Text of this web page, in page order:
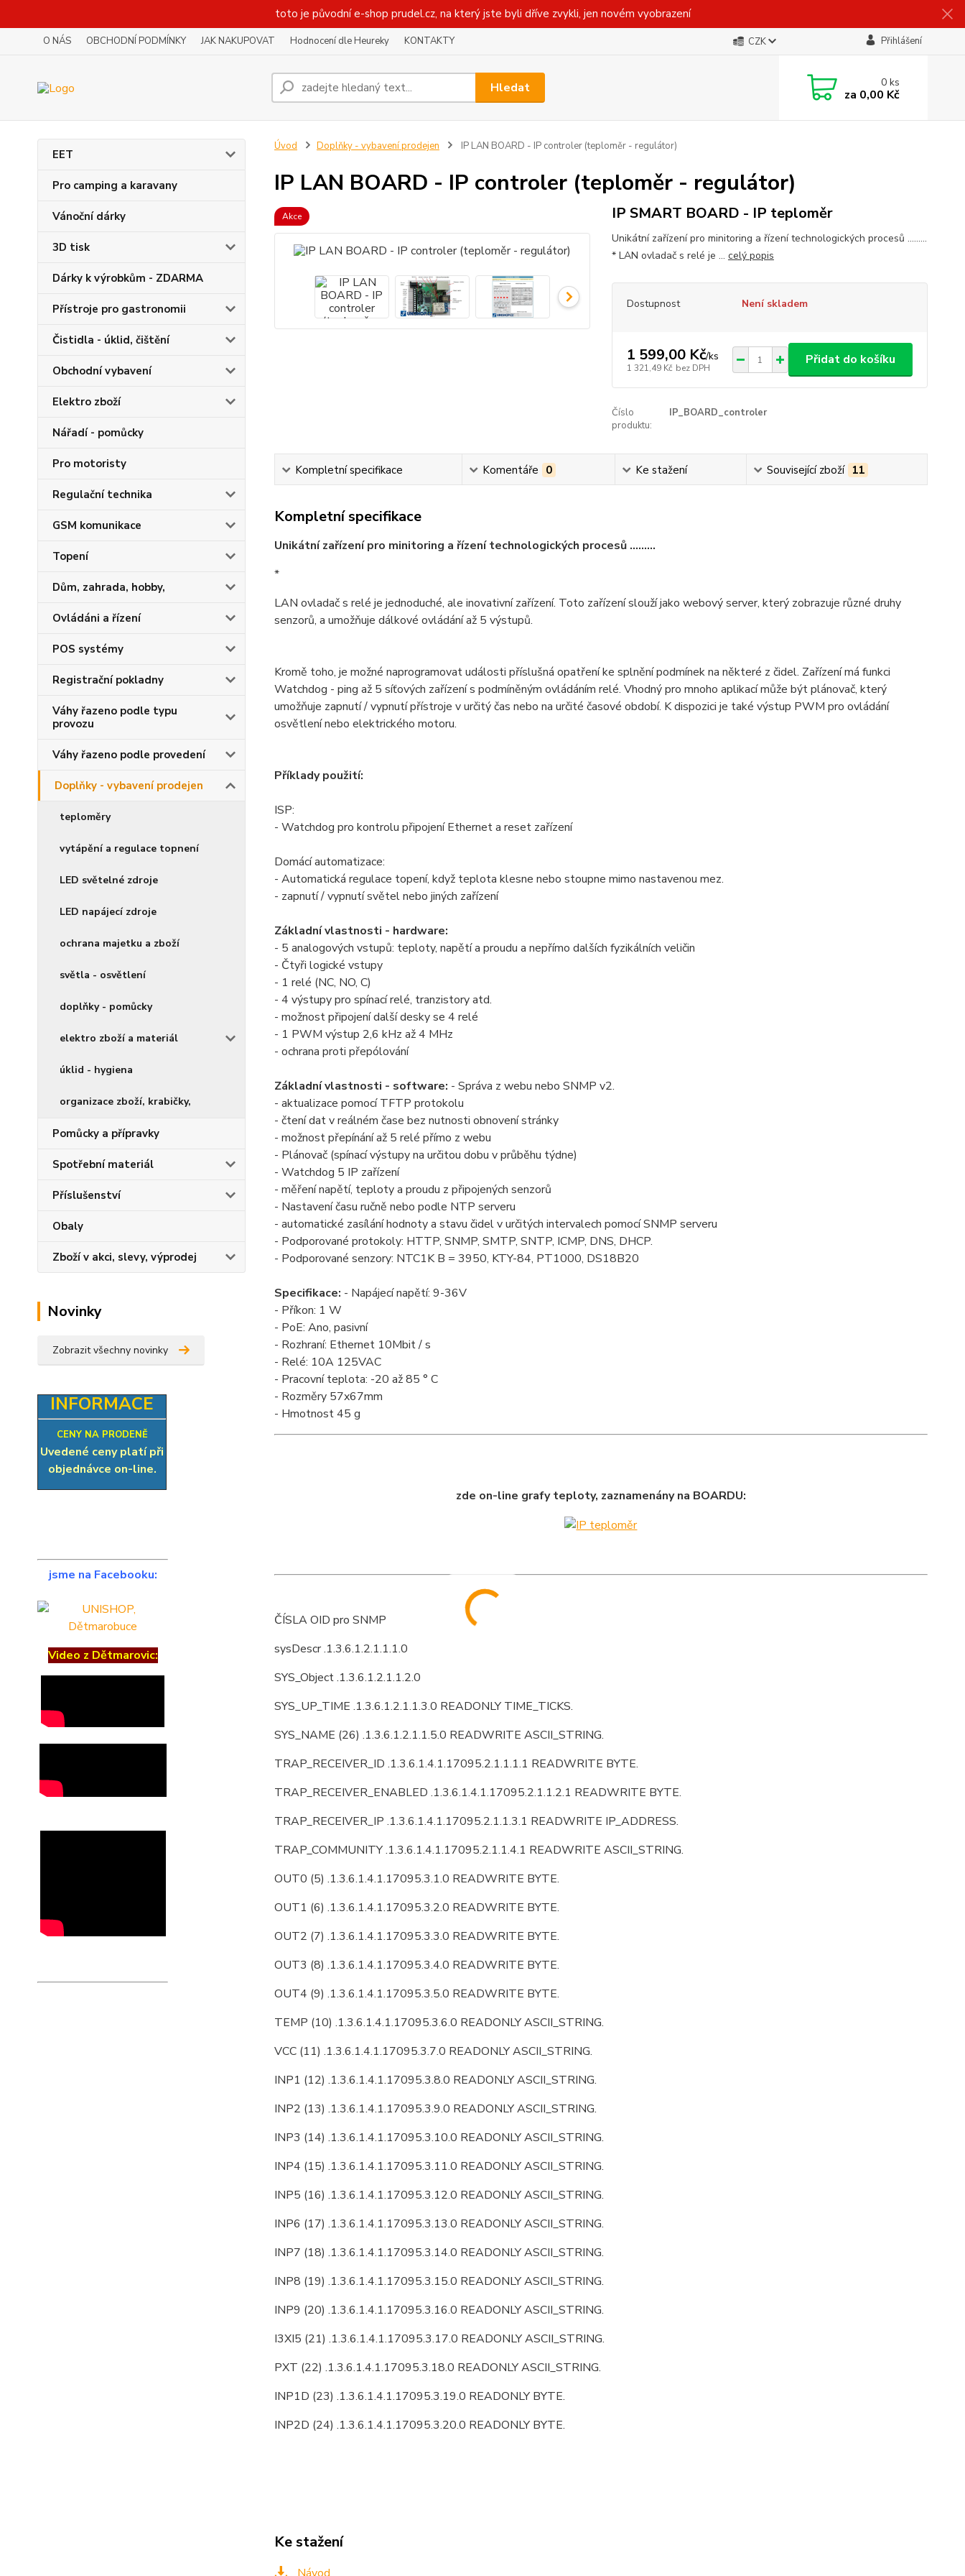
toto je původní e-shop prudel.cz, na který jste byli dříve zvykli, jen novém vyobrazení
O NÁS OBCHODNÍ PODMÍNKY JAK NAKUPOVAT Hodnocení dle Heureky KONTAKTY CZK Přihlášení
Hledat 0ks
za 0,00 Kč
EET
Pro camping a karavany
Vánoční dárky
3D tisk
Dárky k výrobkům - ZDARMA
Přístroje pro gastronomii
Čistidla - úklid, čištění
Obchodní vybavení
Elektro zboží
Nářadí - pomůcky
Pro motoristy
Regulační technika
GSM komunikace
Topení
Dům, zahrada, hobby,
Ovládáni a řízení
POS systémy
Registrační pokladny
Váhy řazeno podle typu
provozu
Váhy řazeno podle provedení
Doplňky - vybavení prodejen
teploměry
vytápění a regulace topnení
LED světelné zdroje
LED napájecí zdroje
ochrana majetku a zboží
světla - osvětlení
doplňky - pomůcky
elektro zboží a materiál
úklid - hygiena
organizace zboží, krabičky,
Pomůcky a přípravky
Spotřební materiál
Příslušenství
Obaly
Zboží v akci, slevy, výprodej
Novinky
Zobrazit všechny novinky
INFORMACE
CENY NA PRODENĚ
Uvedené ceny platí při
objednávce on-line.
jsme na Facebooku:
Video z Dětmarovic:
Úvod Doplňky - vybavení prodejen IP LAN BOARD - IP controler (teploměr - regulátor)
IP LAN BOARD - IP controler (teploměr - regulátor)
Akce IP SMART BOARD - IP teploměr
Unikátní zařízení pro minitoring a řízení technologických procesů .........
* LAN ovladač s relé je ... celý popis
Dostupnost Není skladem
1 599,00 Kč/ks
1 321,49 Kč bez DPH
Přidat do košíku
Číslo
produktu:
IP_BOARD_controler
Kompletní specifikace Komentáře 0 Ke stažení Související zboží 11
Kompletní specifikace
Unikátní zařízení pro minitoring a řízení technologických procesů .........
*
LAN ovladač s relé je jednoduché, ale inovativní zařízení. Toto zařízení slouží jako webový server, který zobrazuje různé druhy
senzorů, a umožňuje dálkové ovládání až 5 výstupů.
Kromě toho, je možné naprogramovat události příslušná opatření ke splnění podmínek na některé z čidel. Zařízení má funkci
Watchdog - ping až 5 síťových zařízení s podmíněným ovládáním relé. Vhodný pro mnoho aplikací může být plánovač, který
umožňuje zapnutí / vypnutí přístroje v určitý čas nebo na určité časové období. K dispozici je také výstup PWM pro ovládání
osvětlení nebo elektrického motoru.
Příklady použití:
ISP:
- Watchdog pro kontrolu připojení Ethernet a reset zařízení
Domácí automatizace:
- Automatická regulace topení, když teplota klesne nebo stoupne mimo nastavenou mez.
- zapnutí / vypnutí světel nebo jiných zařízení
Základní vlastnosti - hardware:
- 5 analogových vstupů: teploty, napětí a proudu a nepřímo dalších fyzikálních veličin
- Čtyři logické vstupy
- 1 relé (NC, NO, C)
- 4 výstupy pro spínací relé, tranzistory atd.
- možnost připojení další desky se 4 relé
- 1 PWM výstup 2,6 kHz až 4 MHz
- ochrana proti přepólování
Základní vlastnosti - software: - Správa z webu nebo SNMP v2.
- aktualizace pomocí TFTP protokolu
- čtení dat v reálném čase bez nutnosti obnovení stránky
- možnost přepínání až 5 relé přímo z webu
- Plánovač (spínací výstupy na určitou dobu v průběhu týdne)
- Watchdog 5 IP zařízení
- měření napětí, teploty a proudu z připojených senzorů
- Nastavení času ručně nebo podle NTP serveru
- automatické zasílání hodnoty a stavu čidel v určitých intervalech pomocí SNMP serveru
- Podporované protokoly: HTTP, SNMP, SMTP, SNTP, ICMP, DNS, DHCP.
- Podporované senzory: NTC1K B = 3950, KTY-84, PT1000, DS18B20
Specifikace: - Napájecí napětí: 9-36V
- Příkon: 1 W
- PoE: Ano, pasivní
- Rozhraní: Ethernet 10Mbit / s
- Relé: 10A 125VAC
- Pracovní teplota: -20 až 85 ° C
- Rozměry 57x67mm
- Hmotnost 45 g
zde on-line grafy teploty, zaznamenány na BOARDU:
ČÍSLA OID pro SNMP
sysDescr .1.3.6.1.2.1.1.1.0
SYS_Object .1.3.6.1.2.1.1.2.0
SYS_UP_TIME .1.3.6.1.2.1.1.3.0 READONLY TIME_TICKS.
SYS_NAME (26) .1.3.6.1.2.1.1.5.0 READWRITE ASCII_STRING.
TRAP_RECEIVER_ID .1.3.6.1.4.1.17095.2.1.1.1.1 READWRITE BYTE.
TRAP_RECEIVER_ENABLED .1.3.6.1.4.1.17095.2.1.1.2.1 READWRITE BYTE.
TRAP_RECEIVER_IP .1.3.6.1.4.1.17095.2.1.1.3.1 READWRITE IP_ADDRESS.
TRAP_COMMUNITY .1.3.6.1.4.1.17095.2.1.1.4.1 READWRITE ASCII_STRING.
OUT0 (5) .1.3.6.1.4.1.17095.3.1.0 READWRITE BYTE.
OUT1 (6) .1.3.6.1.4.1.17095.3.2.0 READWRITE BYTE.
OUT2 (7) .1.3.6.1.4.1.17095.3.3.0 READWRITE BYTE.
OUT3 (8) .1.3.6.1.4.1.17095.3.4.0 READWRITE BYTE.
OUT4 (9) .1.3.6.1.4.1.17095.3.5.0 READWRITE BYTE.
TEMP (10) .1.3.6.1.4.1.17095.3.6.0 READONLY ASCII_STRING.
VCC (11) .1.3.6.1.4.1.17095.3.7.0 READONLY ASCII_STRING.
INP1 (12) .1.3.6.1.4.1.17095.3.8.0 READONLY ASCII_STRING.
INP2 (13) .1.3.6.1.4.1.17095.3.9.0 READONLY ASCII_STRING.
INP3 (14) .1.3.6.1.4.1.17095.3.10.0 READONLY ASCII_STRING.
INP4 (15) .1.3.6.1.4.1.17095.3.11.0 READONLY ASCII_STRING.
INP5 (16) .1.3.6.1.4.1.17095.3.12.0 READONLY ASCII_STRING.
INP6 (17) .1.3.6.1.4.1.17095.3.13.0 READONLY ASCII_STRING.
INP7 (18) .1.3.6.1.4.1.17095.3.14.0 READONLY ASCII_STRING.
INP8 (19) .1.3.6.1.4.1.17095.3.15.0 READONLY ASCII_STRING.
INP9 (20) .1.3.6.1.4.1.17095.3.16.0 READONLY ASCII_STRING.
I3XI5 (21) .1.3.6.1.4.1.17095.3.17.0 READONLY ASCII_STRING.
PXT (22) .1.3.6.1.4.1.17095.3.18.0 READONLY ASCII_STRING.
INP1D (23) .1.3.6.1.4.1.17095.3.19.0 READONLY BYTE.
INP2D (24) .1.3.6.1.4.1.17095.3.20.0 READONLY BYTE.
Ke stažení